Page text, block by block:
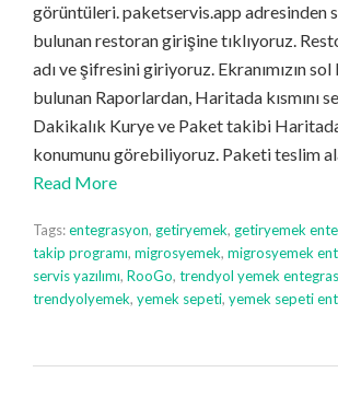
görüntüleri. paketservis.app adresinden
bulunan restoran girişine tıklıyoruz.
adı ve şifresini giriyoruz. Ekranımızın
bulunan Raporlardan, Haritada kısmını
Dakikalık Kurye ve Paket takibi
konumunu görebiliyoruz. Paketi teslim
Read More
Tags:entegrasyon, getiryemek, getiryemek
takip programı, migrosyemek, migrosyemek
servis yazılımı, RooGo, trendyol yemek
trendyolyemek, yemek sepeti, yemek sepeti